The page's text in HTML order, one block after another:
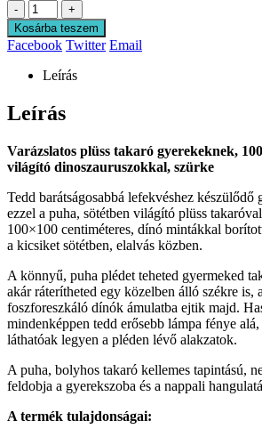
-
+
Kosárba teszem
Facebook Twitter Email
Leírás
Leírás
Varázslatos plüss takaró gyerekeknek,
világító dinoszauruszokkal, szürke
Tedd barátságosabbá lefekvéshez készülődő
ezzel a puha, sötétben világító plüss
100×100 centiméteres, dínó mintákkal
a kicsiket sötétben, elalvás közben.
A könnyű, puha plédet teheted gyermeked
akár ráterítheted egy közelben álló székre is,
foszforeszkáló dínók ámulatba ejtik majd.
mindenképpen tedd erősebb lámpa fénye
láthatóak legyen a pléden lévő alakzatok.
A puha, bolyhos takaró kellemes tapintású,
feldobja a gyerekszoba és a nappali
A termék tulajdonságai: